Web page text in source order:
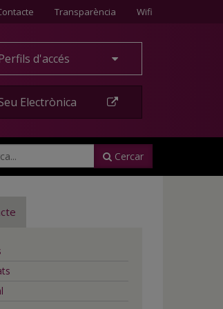
Transparència Wifi
d'accés
Electrònica
Cercar